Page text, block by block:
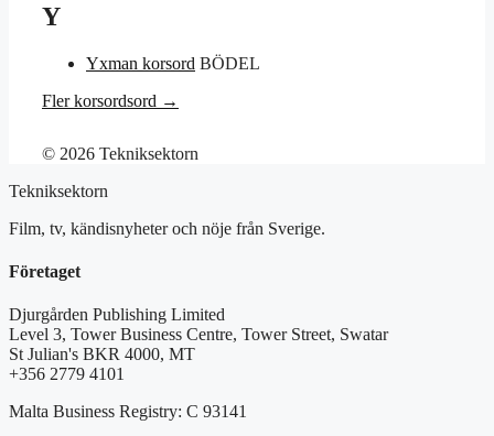
Y
Yxman korsord BÖDEL
Fler korsordsord →
© 2026 Tekniksektorn
Tekniksektorn
Film, tv, kändisnyheter och nöje från Sverige.
Företaget
Djurgården Publishing Limited
Level 3, Tower Business Centre, Tower Street, Swatar
St Julian's BKR 4000, MT
+356 2779 4101
Malta Business Registry: C 93141